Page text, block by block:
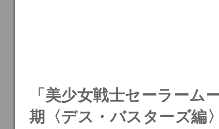
「美少女戦士セーラーム
期〈デス・バスターズ編